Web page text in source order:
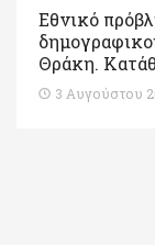
Εθνικό
Θράκη.
3 Αυγούστου